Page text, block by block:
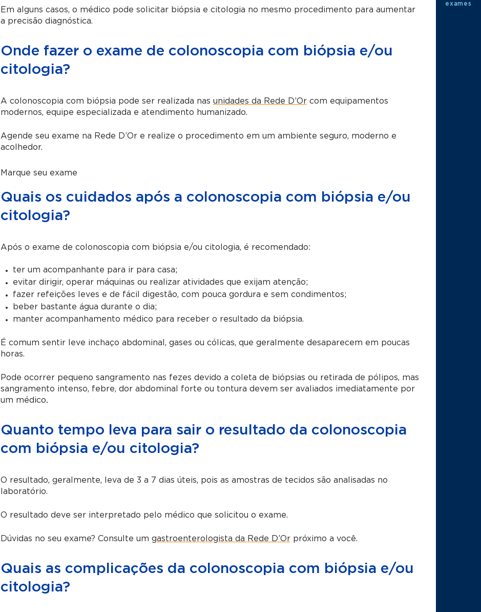
Em alguns casos, o médico pode solicitar biópsia e citologia no mesmo procedimento para aumentar
a precisão diagnóstica.
Onde fazer o exame de colonoscopia com biópsia e/ou
citologia?
A colonoscopia com biópsia pode ser realizada nas unidades da Rede D’Orcom equipamentos
modernos, equipe especializada e atendimento humanizado.
Agende seu exame na Rede D’Or e realize o procedimento em um ambiente seguro, moderno e
acolhedor.
Marque seu exame
Quais os cuidados após a colonoscopia com biópsia e/ou
citologia?
Após o exame de colonoscopia com biópsia e/ou citologia, é recomendado:
ter um acompanhante para ir para casa;
evitar dirigir, operar máquinas ou realizar atividades que exijam atenção;
fazer refeições leves e de fácil digestão, com pouca gordura e sem condimentos;
beber bastante água durante o dia;
manter acompanhamento médico para receber o resultado da biópsia.
É comum sentir leve inchaço abdominal, gases ou cólicas, que geralmente desaparecem em poucas
horas.
Pode ocorrer pequeno sangramento nas fezes devido a coleta de biópsias ou retirada de pólipos, mas
sangramento intenso, febre, dor abdominal forte ou tontura devem ser avaliados imediatamente por
um médico.
Quanto tempo leva para sair o resultado da colonoscopia
com biópsia e/ou citologia?
O resultado, geralmente, leva de 3 a 7 dias úteis, pois as amostras de tecidos são analisadas no
laboratório.
O resultado deve ser interpretado pelo médico que solicitou o exame.
Dúvidas no seu exame? Consulte um gastroenterologista da Rede D’Orpróximo a você.
Quais as complicações da colonoscopia com biópsia e/ou
citologia?
exames